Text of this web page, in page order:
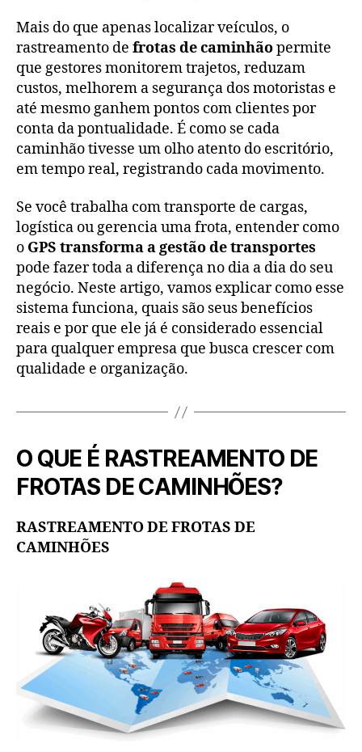
Mais do que apenas localizar veículos, o
rastreamento de frotas de caminhãopermite
que gestores monitorem trajetos, reduzam
custos, melhorem a segurança dos motoristas e
até mesmo ganhem pontos com clientes por
conta da pontualidade. É como se cada
caminhão tivesse um olho atento do escritório,
em tempo real, registrando cada movimento.
Se você trabalha com transporte de cargas,
logística ou gerencia uma frota, entender como
o GPS transforma a gestão de transportes
pode fazer toda a diferença no dia a dia do seu
negócio. Neste artigo, vamos explicar como esse
sistema funciona, quais são seus benefícios
reais e por que ele já é considerado essencial
para qualquer empresa que busca crescer com
qualidade e organização.
O QUE É RASTREAMENTO DE
FROTAS DE CAMINHÕES?
RASTREAMENTO DE FROTAS DE
CAMINHÕES